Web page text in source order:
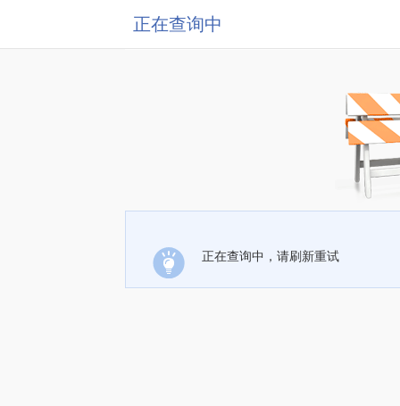
正在查询中
正在查询中，请刷新重试